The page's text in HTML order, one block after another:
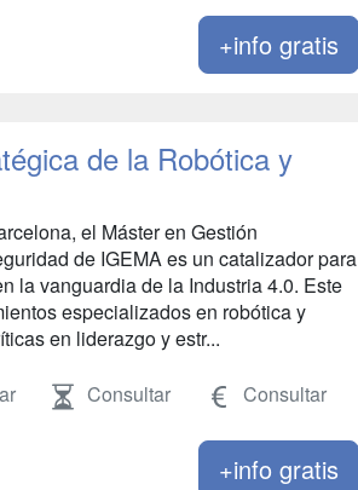
+info gratis
de la Robótica y
el Máster en Gestión
de IGEMA es un catalizador para
la vanguardia de la Industria 4.0. Este
especializados en robótica y
en liderazgo y estr...
Consultar Consultar
+info gratis